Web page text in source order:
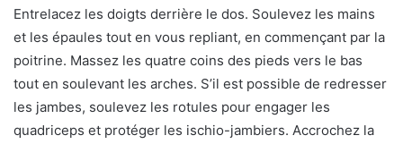
Entrelacez les doigts derrière le dos. Soulevez les mains
et les épaules tout en vous repliant, en commençant par la
poitrine. Massez les quatre coins des pieds vers le bas
tout en soulevant les arches. S’il est possible de redresser
les jambes, soulevez les rotules pour engager les
quadriceps et protéger les ischio-jambiers. Accrochez la